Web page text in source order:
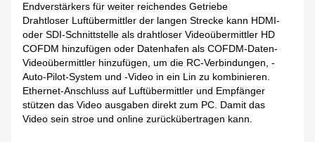
Endverstärkers für weiter reichendes Getriebe
Drahtloser Luftübermittler der langen Strecke kann HDMI-
oder SDI-Schnittstelle als drahtloser Videoübermittler HD
COFDM hinzufügen oder Datenhafen als COFDM-Daten-
Videoübermittler hinzufügen, um die RC-Verbindungen, -
Auto-Pilot-System und -Video in ein Lin zu kombinieren.
Ethernet-Anschluss auf Luftübermittler und Empfänger
stützen das Video ausgaben direkt zum PC. Damit das
Video sein stroe und online zurückübertragen kann.